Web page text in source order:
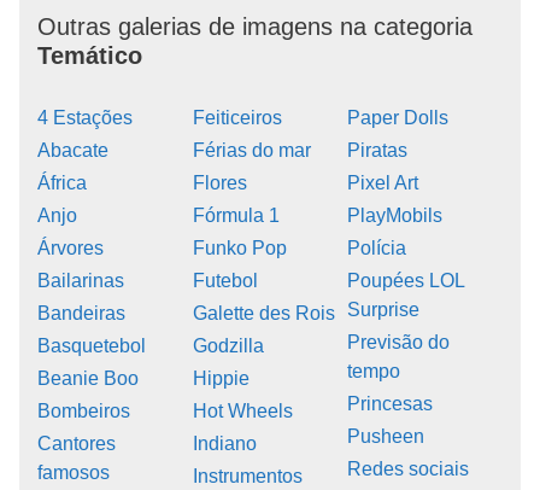
Outras galerias de imagens na categoria
Temático
4 Estações
Abacate
África
Anjo
Árvores
Bailarinas
Bandeiras
Basquetebol
Beanie Boo
Bombeiros
Cantores
famosos
Feiticeiros
Férias do mar
Flores
Fórmula 1
Funko Pop
Futebol
Galette des Rois
Godzilla
Hippie
Hot Wheels
Indiano
Instrumentos
Paper Dolls
Piratas
Pixel Art
PlayMobils
Polícia
Poupées LOL
Surprise
Previsão do
tempo
Princesas
Pusheen
Redes sociais